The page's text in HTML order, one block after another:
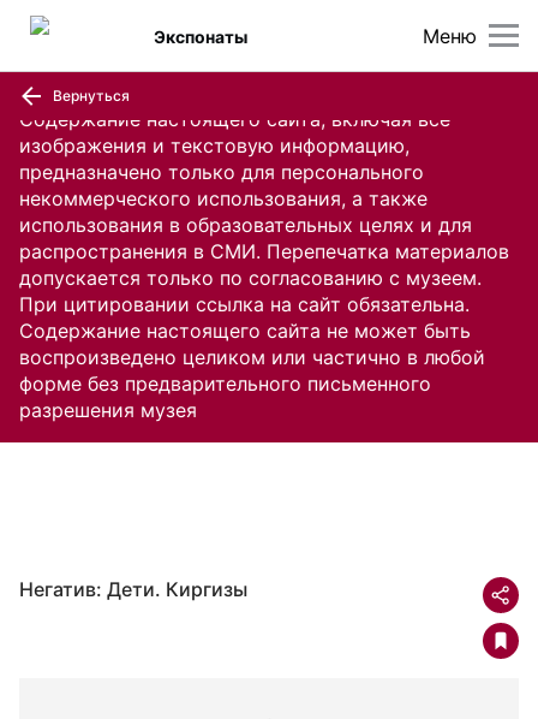
Содержание настоящего сайта, включая все
изображения и текстовую информацию,
предназначено только для персонального
некоммерческого использования, а также
использования в образовательных целях и для
распространения в СМИ. Перепечатка материалов
допускается только по согласованию с музеем.
При цитировании ссылка на сайт обязательна.
Содержание настоящего сайта не может быть
воспроизведено целиком или частично в любой
форме без предварительного письменного
разрешения музея
Меню
Экспонаты
Вернуться
Негатив: Дети. Киргизы